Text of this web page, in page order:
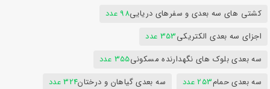
کشتی های سه بعدی و سفرهای دریایی98 عدد
اجزای سه بعدی الکتریکی353 عدد
سه بعدی بلوک های نگهدارنده مسکونی355 عدد
سه بعدی حمام253 عدد سه بعدی گیاهان و درختان324 عدد